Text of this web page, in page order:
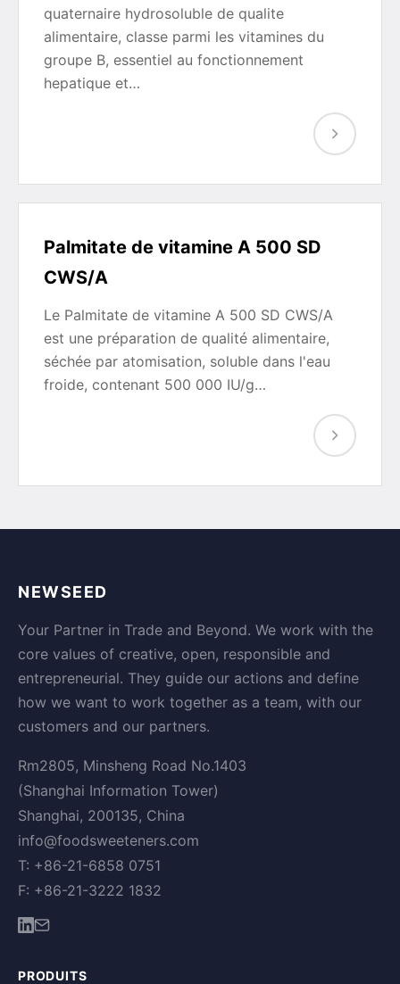
quaternaire hydrosoluble de qualite
alimentaire, classe parmi les vitamines du
groupe B, essentiel au fonctionnement
hepatique et…
Palmitate de vitamine A 500 SD
CWS/A
Le Palmitate de vitamine A 500 SD CWS/A
est une préparation de qualité alimentaire,
séchée par atomisation, soluble dans l'eau
froide, contenant 500 000 IU/g…
NEWSEED
Your Partner in Trade and Beyond. We work with the
core values of creative, open, responsible and
entrepreneurial. They guide our actions and define
how we want to work together as a team, with our
customers and our partners.
Rm2805, Minsheng Road No.1403
(Shanghai Information Tower)
Shanghai, 200135, China
info@foodsweeteners.com
T: +86-21-6858 0751
F: +86-21-3222 1832
PRODUITS